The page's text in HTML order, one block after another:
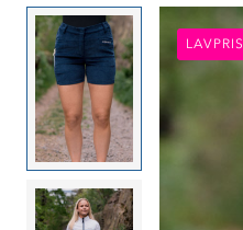
LAVPRIS
LAVPRIS